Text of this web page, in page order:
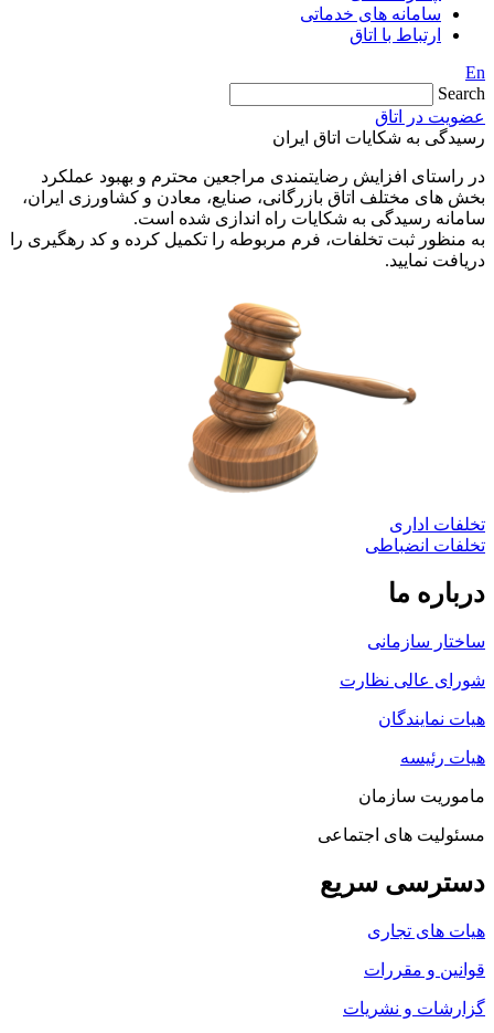
سامانه های خدماتی
ارتباط با اتاق
En
Search
عضویت در اتاق
رسیدگی به شکایات اتاق ایران
در راستای افزایش رضایتمندی مراجعین محترم و بهبود عملکرد
بخش های مختلف اتاق بازرگانی، صنایع، معادن و کشاورزی ایران،
سامانه رسیدگی به شکایات راه اندازی شده است.
به منظور ثبت تخلفات، فرم مربوطه را تکمیل کرده و کد رهگیری را
دریافت نمایید.
تخلفات اداری
تخلفات انضباطی
درباره ما
ساختار سازمانی
شورای عالی نظارت
هیات نمایندگان
هیات رئیسه
ماموریت سازمان
مسئولیت های اجتماعی
دسترسی سریع
هیات های تجاری
قوانین و مقررات
گزارشات و نشریات